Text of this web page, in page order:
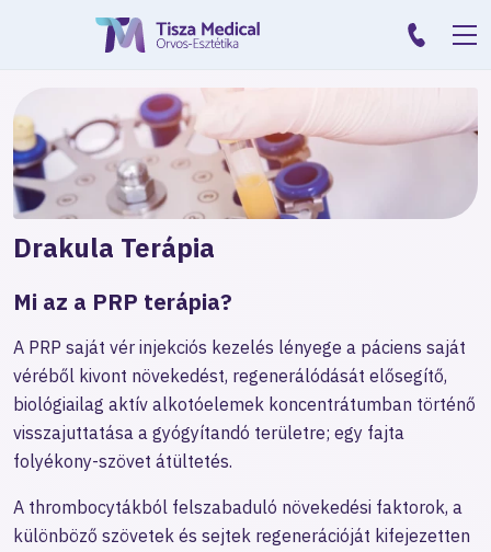
Drakula Terápia
Mi az a PRP terápia?
A PRP saját vér injekciós kezelés lényege a páciens saját
véréből kivont növekedést, regenerálódását elősegítő,
biológiailag aktív alkotóelemek koncentrátumban történő
visszajuttatása a gyógyítandó területre; egy fajta
folyékony-szövet átültetés.
A thrombocytákból felszabaduló növekedési faktorok, a
különböző szövetek és sejtek regenerációját kifejezetten